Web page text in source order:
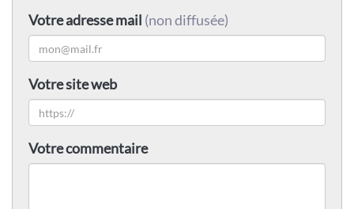
Votre adresse mail (non diffusée)
Votre site web
Votre commentaire